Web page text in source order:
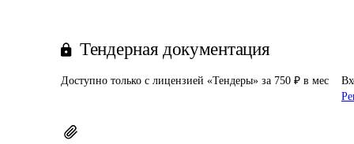
Тендерная документация
Доступно только с лицензией «Тендеры» за 750 ₽ в мес